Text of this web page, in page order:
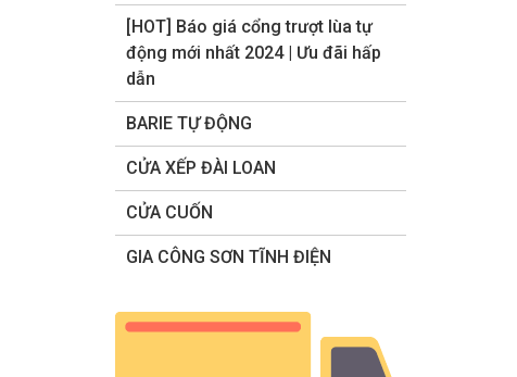
[HOT] Báo giá cổng trượt lùa tự
động mới nhất 2024 | Ưu đãi hấp
dẫn
BARIE TỰ ĐỘNG
CỬA XẾP ĐÀI LOAN
CỬA CUỐN
GIA CÔNG SƠN TĨNH ĐIỆN